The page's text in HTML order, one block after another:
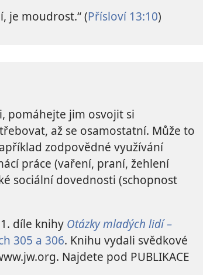
je moudrost.“ (Přísloví 13:10)
pomáhejte jim osvojit si
až se osamostatní. Může to
zodpovědné využívání
práce (vaření, praní, žehlení
sociální dovednosti (schopnost
díle knihy Otázky mladých lidí –
305 a 306. Knihu vydali svědkové
Najdete pod PUBLIKACE